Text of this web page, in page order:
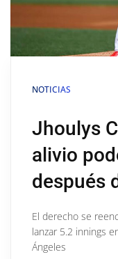
NOTICIAS
Jhoulys
alivio
después
El derecho se
lanzar 5.2 innings
Ángeles